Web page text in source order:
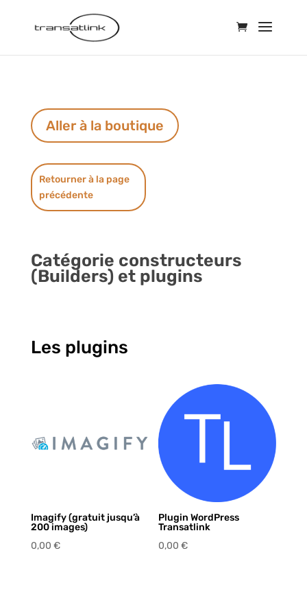
Aller à la boutique
Retourner à la page
précédente
Catégorie constructeurs
(Builders) et plugins
Les plugins
Imagify (gratuit jusqu’à
200 images)
0,00 €
Plugin WordPress
Transatlink
0,00€